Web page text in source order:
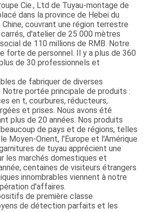
Cie., Ltd de Tuyau-montage de
dans la province de Hebei du
couvrant une région terrestre
d'atelier de 25 000 mètres
de 110 millions de RMB. Notre
forte de personnel. Il y a plus de 360
de 30 professionnels et
de fabriquer de diverses
Notre portée principale de produits :
en t, courbures, réducteurs,
et prises. Nous avons été
plus de 20 années. Nos produits
de pays et de régions, telles
Moyen-Orient, l'Europe et l'Amérique
de tuyau apprécient une
les marchés domestiques et
centaines de visiteurs étrangers
innombrables viennent à notre
d'affaires.
de première classe
de détection parfaits et les